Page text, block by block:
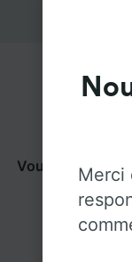
Vous pouvez
Merci